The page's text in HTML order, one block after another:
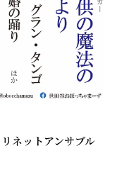
ネットアンサブル